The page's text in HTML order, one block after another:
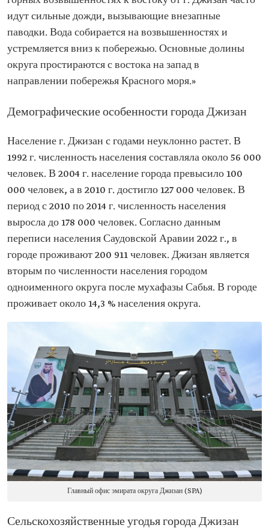
идут сильные дожди, вызывающие внезапные
паводки. Вода собирается на возвышенностях и
устремляется вниз к побережью. Основные долины
округа простираются с востока на запад в
направлении побережья Красного моря.»
Демографические особенности города Джизан
Население г. Джизан с годами неуклонно растет. В
1992 г. численность населения составляла около 56 000
человек. В 2004 г. население города превысило 100
000 человек, а в 2010 г. достигло 127 000 человек. В
период с 2010 по 2014 г. численность населения
выросла до 178 000 человек. Согласно данным
переписи населения Саудовской Аравии 2022 г., в
городе проживают 200 911 человек. Джизан является
вторым по численности населения городом
одноименного округа после мухафазы Сабья. В городе
проживает около 14,3 % населения округа.
Главный офис эмирата округа Джизан (SPA)
Сельскохозяйственные угодья города Джизан